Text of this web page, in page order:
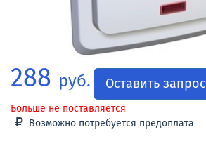
288 руб. Оставить запрос
Больше не поставляется
Возможно потребуется предоплата